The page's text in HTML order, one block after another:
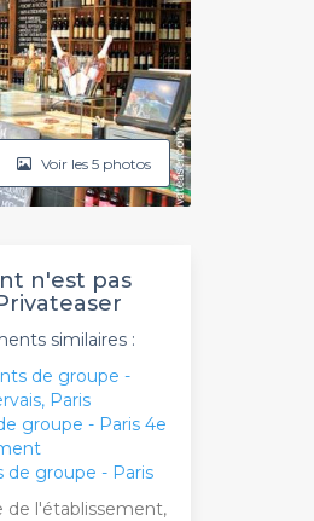
Voir les 5 photos
n'est pas
similaires :
de groupe -
Paris
groupe - Paris 4e
de groupe - Paris
de l'établissement,